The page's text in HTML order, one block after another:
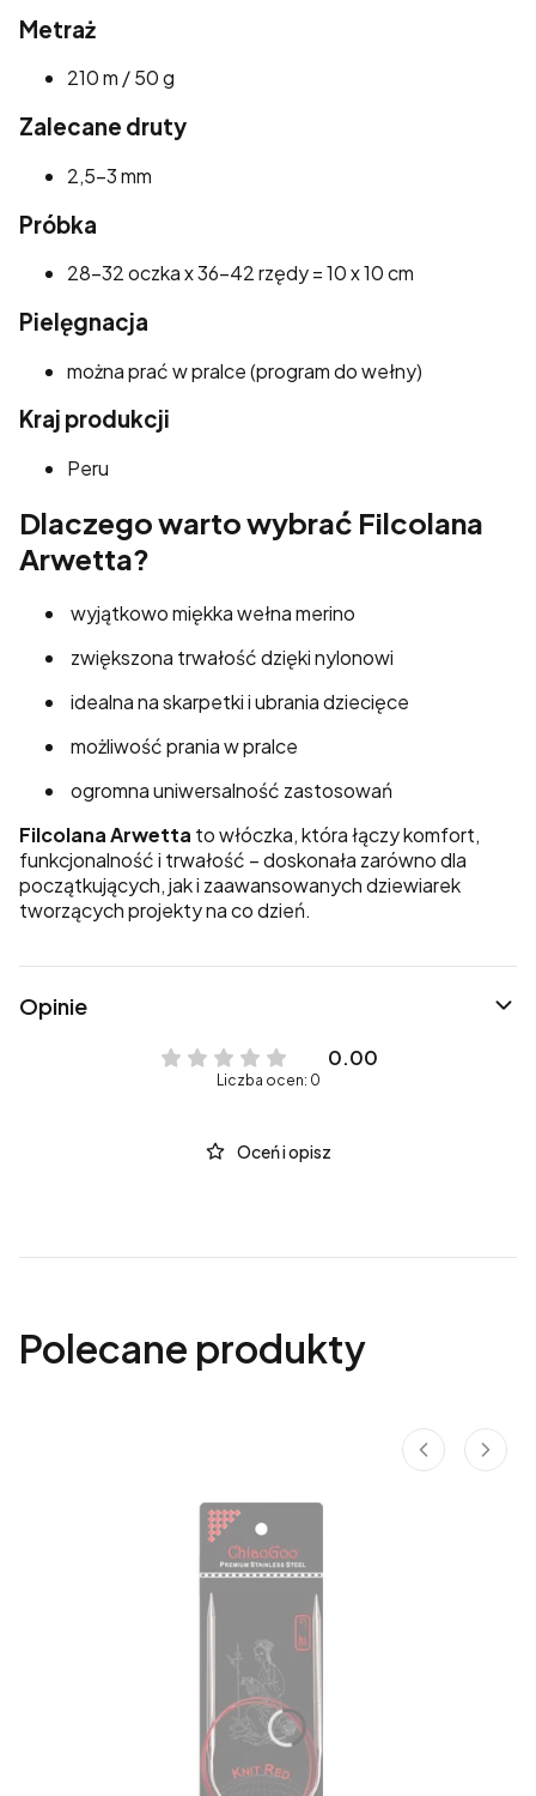
Metraż
210 m / 50 g
Zalecane druty
2,5–3 mm
Próbka
28–32 oczka x 36–42 rzędy = 10 x 10 cm
Pielęgnacja
można prać w pralce (program do wełny)
Kraj produkcji
Peru
Dlaczego warto wybrać Filcolana
Arwetta?
wyjątkowo miękka wełna merino
zwiększona trwałość dzięki nylonowi
idealna na skarpetki i ubrania dziecięce
możliwość prania w pralce
ogromna uniwersalność zastosowań
Filcolana Arwetta to włóczka, która łączy komfort,
funkcjonalność i trwałość – doskonała zarówno dla
początkujących, jak i zaawansowanych dziewiarek
tworzących projekty na co dzień.
Opinie
0.00
Liczba ocen: 0
Oceń i opisz
Polecane produkty